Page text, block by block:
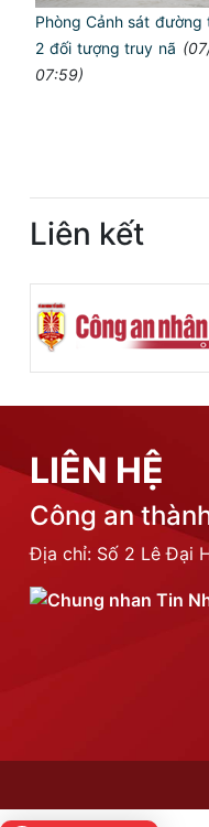
Phòng Cảnh sát đường
2 đối tượng truy nã
07:59)
Liên kết
LIÊN HỆ
Công an
Địa chỉ: Số 2 Lê Đại